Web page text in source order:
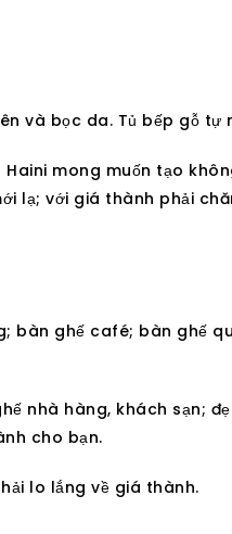
và bọc da. Tủ bếp gỗ tự
mong muốn tạo
lạ; với giá thành phải
bàn ghế café; bàn ghế
nhà hàng, khách sạn;
cho bạn.
lo lắng về giá thành.